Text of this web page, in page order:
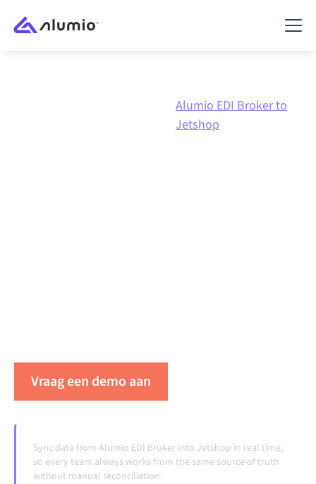
Alumio EDI Broker to
Jetshop
Vraag een demo aan
Sync data from Alumio EDI Broker into Jetshop in real time,
so every team always works from the same source of truth
without manual reconciliation.